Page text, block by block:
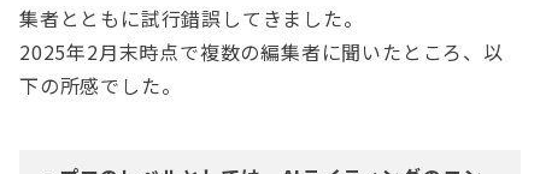
集者とともに試行錯誤してきました。
2025年2月末時点で複数の編集者に聞いたところ、以
下の所感でした。